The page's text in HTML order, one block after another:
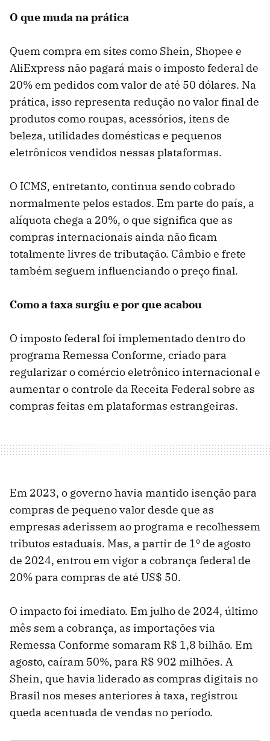
O que muda na prática
Quem compra em sites como Shein, Shopee e
AliExpress não pagará mais o imposto federal de
20% em pedidos com valor de até 50 dólares. Na
prática, isso representa redução no valor final de
produtos como roupas, acessórios, itens de
beleza, utilidades domésticas e pequenos
eletrônicos vendidos nessas plataformas.
O ICMS, entretanto, continua sendo cobrado
normalmente pelos estados. Em parte do país, a
alíquota chega a 20%, o que significa que as
compras internacionais ainda não ficam
totalmente livres de tributação. Câmbio e frete
também seguem influenciando o preço final.
Como a taxa surgiu e por que acabou
O imposto federal foi implementado dentro do
programa Remessa Conforme, criado para
regularizar o comércio eletrônico internacional e
aumentar o controle da Receita Federal sobre as
compras feitas em plataformas estrangeiras.
Em 2023, o governo havia mantido isenção para
compras de pequeno valor desde que as
empresas aderissem ao programa e recolhessem
tributos estaduais. Mas, a partir de 1º de agosto
de 2024, entrou em vigor a cobrança federal de
20% para compras de até US$ 50.
O impacto foi imediato. Em julho de 2024, último
mês sem a cobrança, as importações via
Remessa Conforme somaram R$ 1,8 bilhão. Em
agosto, caíram 50%, para R$ 902 milhões. A
Shein, que havia liderado as compras digitais no
Brasil nos meses anteriores à taxa, registrou
queda acentuada de vendas no período.